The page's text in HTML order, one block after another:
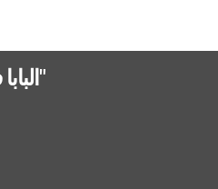
البابا فرنسيس: "الإنسان لا يمكن أن يصبح مسيحيًا من تلقاء نفسه"